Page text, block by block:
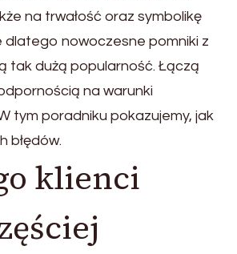
na trwałość oraz symbolikę
dlatego nowoczesne pomniki z
tak dużą popularność. Łączą
na warunki
tym poradniku pokazujemy, jak
błędów.
klienci